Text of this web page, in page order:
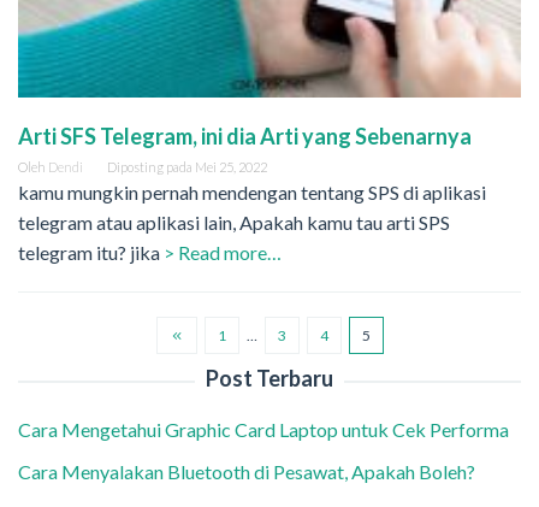
Arti SFS Telegram, ini dia Arti yang Sebenarnya
Oleh Dendi Diposting pada Mei 25, 2022
kamu mungkin pernah mendengan tentang SPS di aplikasi
telegram atau aplikasi lain, Apakah kamu tau arti SPS
telegram itu? jika > Read more…
1 3 4 5
Post Terbaru
Cara Mengetahui Graphic Card Laptop untuk Cek Performa
Cara Menyalakan Bluetooth di Pesawat, Apakah Boleh?